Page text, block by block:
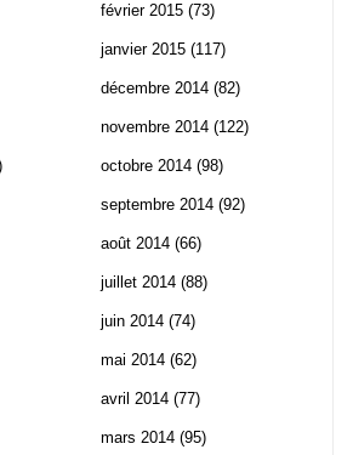
février 2015 (73)
janvier 2015 (117)
décembre 2014 (82)
novembre 2014 (122)
octobre 2014 (98)
septembre 2014 (92)
août 2014 (66)
juillet 2014 (88)
juin 2014 (74)
mai 2014 (62)
avril 2014 (77)
mars 2014 (95)